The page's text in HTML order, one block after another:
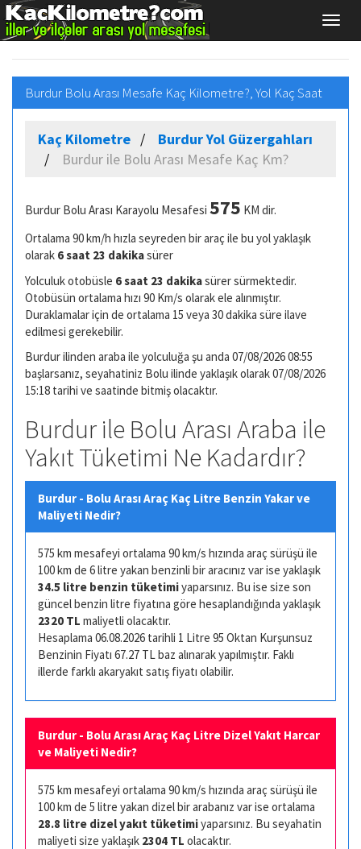
Burdur Bolu Arası Mesafe Kaç Kilometre?, Yol Kaç Saat
Kaç Kilometre
Burdur Yol Güzergahları
Burdur ile Bolu Arası Mesafe Kaç Km?
Burdur Bolu Arası Karayolu Mesafesi 575 KM dir.
Ortalama 90 km/h hızla seyreden bir araç ile bu yol yaklaşık
olarak 6 saat 23 dakikasürer
Yolculuk otobüsle 6 saat 23 dakikasürer sürmektedir.
Otobüsün ortalama hızı 90 Km/s olarak ele alınmıştır.
Duraklamalar için de ortalama 15 veya 30 dakika süre ilave
edilmesi gerekebilir.
Burdur ilinden araba ile yolculuğa şu anda 07/08/2026 08:55
başlarsanız, seyahatiniz Bolu ilinde yaklaşık olarak 07/08/2026
15:18 tarihi ve saatinde bitmiş olacaktır.
Burdur ile Bolu Arası Araba ile
Yakıt Tüketimi Ne Kadardır?
Burdur - Bolu Arası Araç Kaç Litre Benzin Yakar ve
Maliyeti Nedir?
575 km mesafeyi ortalama 90 km/s hızında araç sürüşü ile
100 km de 6 litre yakan benzinli bir aracınız var ise yaklaşık
34.5 litre benzin tüketimiyaparsınız. Bu ise size son
güncel benzin litre fiyatına göre hesaplandığında yaklaşık
2320 TL maliyetli olacaktır.
Hesaplama 06.08.2026 tarihli 1 Litre 95 Oktan Kurşunsuz
Benzinin Fiyatı 67.27 TL baz alınarak yapılmıştır. Faklı
illerde farklı akaryakıt satış fiyatı olabilir.
Burdur - Bolu Arası Araç Kaç Litre Dizel Yakıt Harcar
ve Maliyeti Nedir?
575 km mesafeyi ortalama 90 km/s hızında araç sürüşü ile
100 km de 5 litre yakan dizel bir arabanız var ise ortalama
28.8 litre dizel yakıt tüketimiyaparsınız. Bu seyahatin
maliyeti size yaklaşık 2304 TL olacaktır.